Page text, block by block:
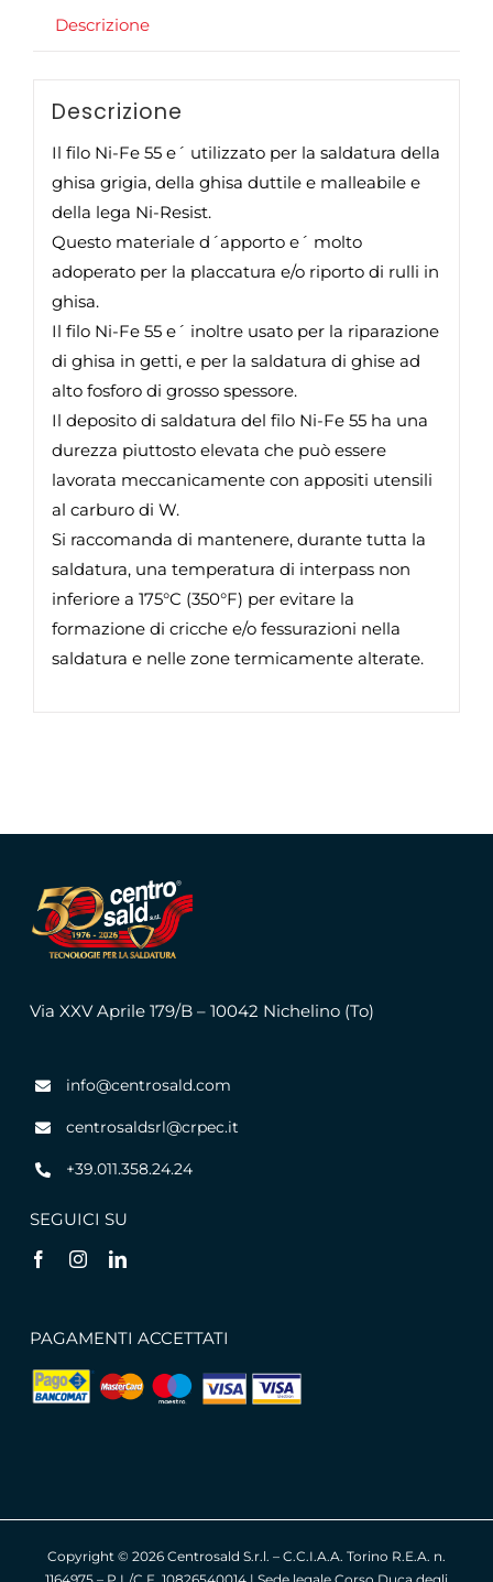
Descrizione
Descrizione
Il filo Ni-Fe 55 e´ utilizzato per la saldatura della
ghisa grigia, della ghisa duttile e malleabile e
della lega Ni-Resist.
Questo materiale d´apporto e´ molto
adoperato per la placcatura e/o riporto di rulli in
ghisa.
Il filo Ni-Fe 55 e´ inoltre usato per la riparazione
di ghisa in getti, e per la saldatura di ghise ad
alto fosforo di grosso spessore.
Il deposito di saldatura del filo Ni-Fe 55 ha una
durezza piuttosto elevata che può essere
lavorata meccanicamente con appositi utensili
al carburo di W.
Si raccomanda di mantenere, durante tutta la
saldatura, una temperatura di interpass non
inferiore a 175°C (350°F) per evitare la
formazione di cricche e/o fessurazioni nella
saldatura e nelle zone termicamente alterate.
Via XXV Aprile 179/B – 10042 Nichelino (To)
info@centrosald.com
centrosaldsrl@crpec.it
+39.011.358.24.24
SEGUICI SU
PAGAMENTI ACCETTATI
Copyright © 2026 Centrosald S.r.l. – C.C.I.A.A. Torino R.E.A. n.